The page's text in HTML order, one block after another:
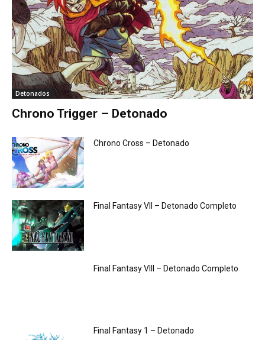
Detonados
Chrono Trigger – Detonado
Chrono Cross – Detonado
Final Fantasy VII – Detonado Completo
Final Fantasy VIII – Detonado Completo
Final Fantasy 1 – Detonado